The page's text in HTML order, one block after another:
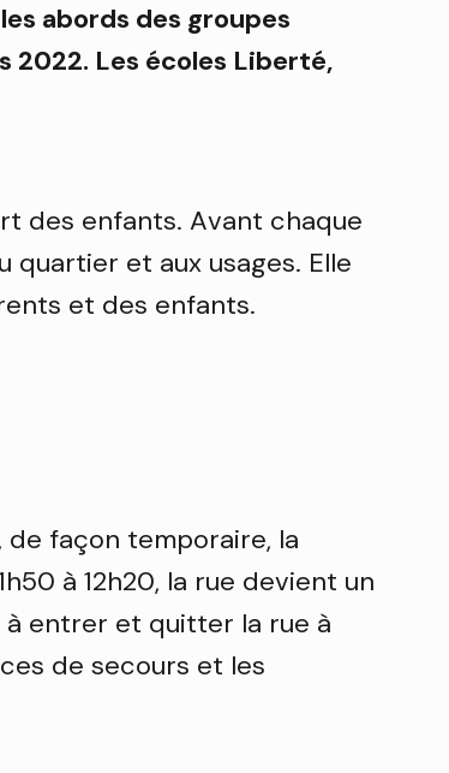
abords des groupes
2022. Les écoles Liberté,
des enfants. Avant chaque
et aux usages. Elle
et des enfants.
façon temporaire, la
à 12h20, la rue devient un
entrer et quitter la rue à
de secours et les